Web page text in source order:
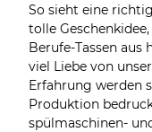
So sieht eine
tolle
Berufe-Tassen
viel Liebe von
Erfahrung werden
Produktion
spülmaschinen-